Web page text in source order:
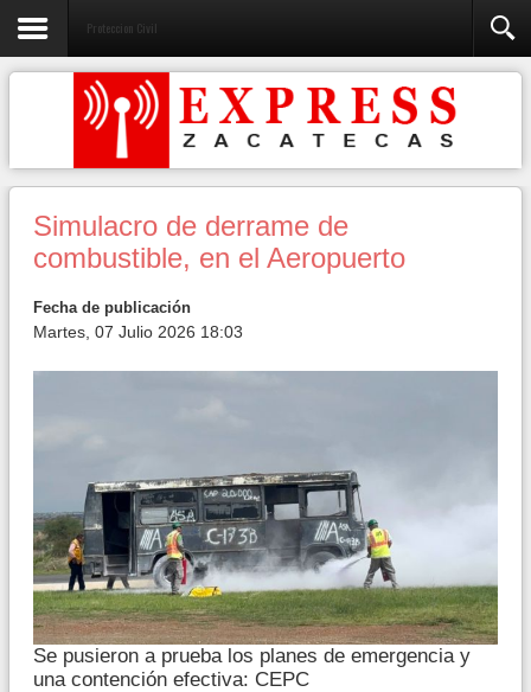
Proteccion Civil
Simulacro de derrame de
combustible, en el Aeropuerto
Fecha de publicación
Martes, 07 Julio 2026 18:03
Se pusieron a prueba los planes de emergencia y
una contención efectiva: CEPC